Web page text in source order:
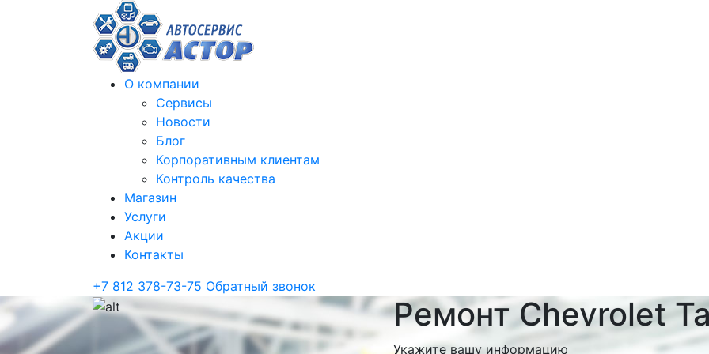
О компании
Сервисы
Новости
Блог
Корпоративным клиентам
Контроль качества
Магазин
Услуги
Акции
Контакты
+7 812 378-73-75 Обратный звонок
Ремонт Chevrolet
Укажите вашу информацию